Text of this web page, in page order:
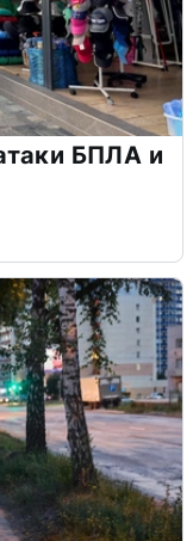
БПЛА и